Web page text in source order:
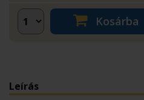
Kosárba
Leírás